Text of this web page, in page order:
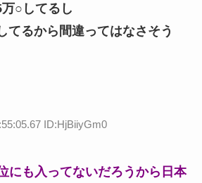
○してるし
てるから間違ってはなさそう
ID:HjBiiyGm0
にも入ってないだろうから日本